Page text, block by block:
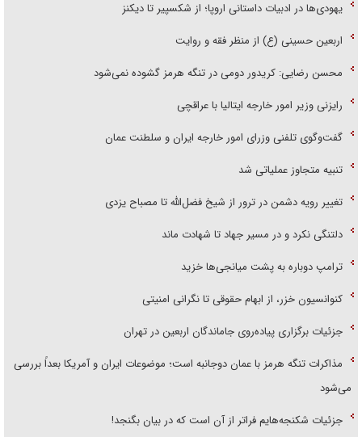
یهودی‌ها در ادبیات داستانی اروپا؛ از شکسپیر تا دیکنز
اربعین حسینی (ع) از منظر فقه و روایت
محسن رضایی: کریدور دومی در تنگه هرمز گشوده نمی‌شود
رایزنی وزیر امور خارجه ایتالیا با عراقچی
گفت‌وگوی تلفنی وزرای امور خارجه ایران و سلطنت عمان
تنبیه متجاوز عملیاتی شد
تغییر رویه دشمن در ترور از شیخ فضل‌الله تا مصباح یزدی
دلتنگی نکرد و در مسیر جهاد تا شهادت ماند
ترامپ دوباره به پشت میانجی‌ها خزید
کنوانسیون خزر، از ابهام حقوقی تا نگرانی امنیتی
جزئیات برگزاری پیاده‌روی جاماندگان اربعین در تهران
مذاکرات تنگه هرمز با عمان دوجانبه است؛ موضوعات ایران و آمریکا بعداً بررسی
می‌شود
جزئیات شکنجه‌هایم فراتر از آن است که در بیان بگنجد!